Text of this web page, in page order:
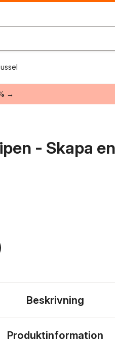
→
- Skapa
Beskrivning
Produktinformation